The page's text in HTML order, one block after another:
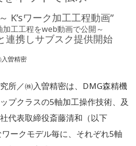
K’sワーク加工工程動画”
加工工程をweb動画で公開～
連携しサブスク提供開始
曽精密
所／㈱入曽精密は、DMG森精機
プクラスの5軸加工操作技術、及
代表取締役斎藤清和（以下
ークモデル毎に、それぞれ5軸